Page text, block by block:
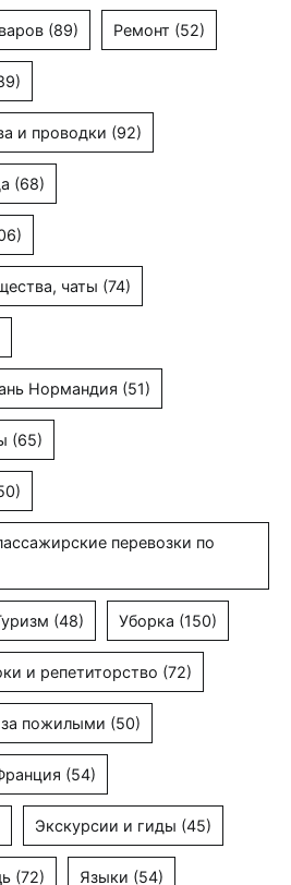
(89) Ремонт (52)
и проводки (92)
(68)
чаты (74)
Нормандия (51)
(65)
перевозки по
(48) Уборка (150)
и репетиторство (72)
пожилыми (50)
(54)
Экскурсии и гиды (45)
(72) Языки (54)